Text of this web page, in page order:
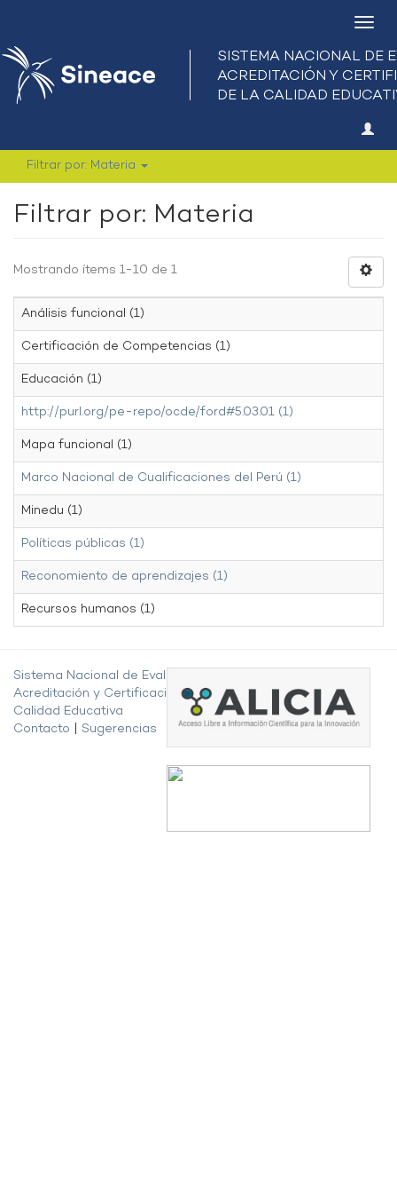
Filtrar por: Materia
Filtrar por: Materia
Mostrando ítems 1-10 de 1
Análisis funcional (1)
Certificación de Competencias (1)
Educación (1)
http://purl.org/pe-repo/ocde/ford#5.03.01 (1)
Mapa funcional (1)
Marco Nacional de Cualificaciones del Perú (1)
Minedu (1)
Políticas públicas (1)
Reconomiento de aprendizajes (1)
Recursos humanos (1)
Sistema Nacional de Evaluación,
Acreditación y Certificación de la
Calidad Educativa
Contacto
Sugerencias